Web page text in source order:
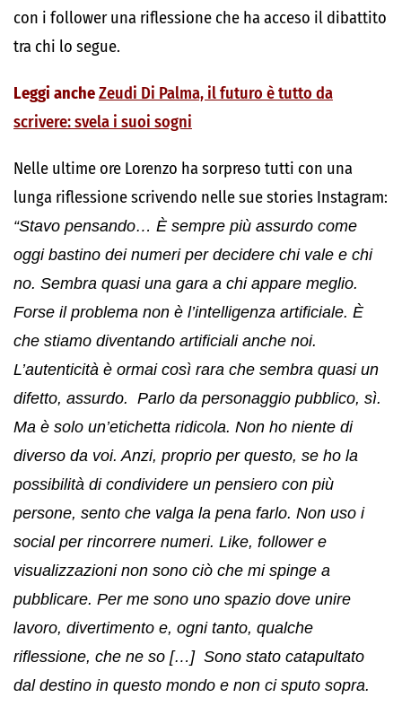
con i follower una riflessione che ha acceso il dibattito
tra chi lo segue.
Leggi ancheZeudi Di Palma, il futuro è tutto da
scrivere: svela i suoi sogni
Nelle ultime ore Lorenzo ha sorpreso tutti con una
lunga riflessione scrivendo nelle sue stories Instagram:
“Stavo pensando… È sempre più assurdo come
oggi bastino dei numeri per decidere chi vale e chi
no. Sembra quasi una gara a chi appare meglio.
Forse il problema non è l’intelligenza artificiale. È
che stiamo diventando artificiali anche noi.
L’autenticità è ormai così rara che sembra quasi un
difetto, assurdo. Parlo da personaggio pubblico, sì.
Ma è solo un’etichetta ridicola. Non ho niente di
diverso da voi. Anzi, proprio per questo, se ho la
possibilità di condividere un pensiero con più
persone, sento che valga la pena farlo. Non uso i
social per rincorrere numeri. Like, follower e
visualizzazioni non sono ciò che mi spinge a
pubblicare. Per me sono uno spazio dove unire
lavoro, divertimento e, ogni tanto, qualche
riflessione, che ne so […] Sono stato catapultato
dal destino in questo mondo e non ci sputo sopra.